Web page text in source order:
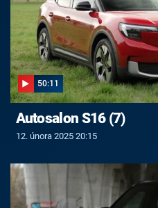
50:11
Autosalon S16 (7)
12. února 2025 20:15